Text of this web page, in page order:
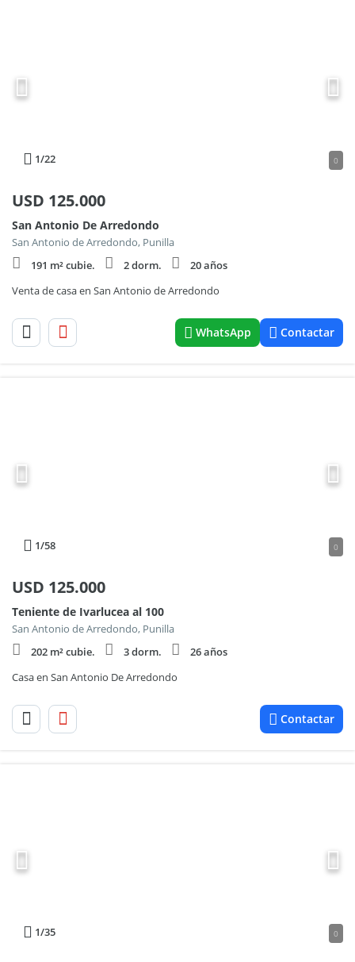
1/22 0
USD 125.000
San Antonio De Arredondo
San Antonio de Arredondo, Punilla
191 m² cubie.
2 dorm.
20 años
Venta de casa en San Antonio de Arredondo
WhatsApp Contactar
1/58 0
USD 125.000
Teniente de Ivarlucea al 100
San Antonio de Arredondo, Punilla
202 m² cubie.
3 dorm.
26 años
Casa en San Antonio De Arredondo
Contactar
1/35 0